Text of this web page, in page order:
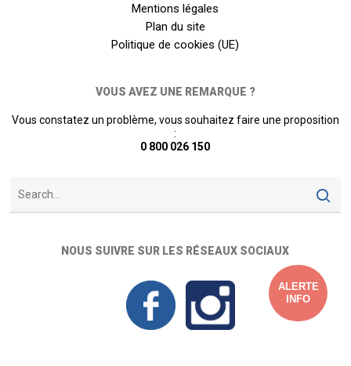
Mentions légales
Plan du site
Politique de cookies (UE)
VOUS AVEZ UNE REMARQUE ?
Vous constatez un problème, vous souhaitez faire une proposition
:
0 800 026 150
NOUS SUIVRE SUR LES RÉSEAUX SOCIAUX
ALERTE
INFO